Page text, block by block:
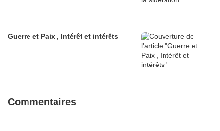
Guerre et Paix , Intérêt et intérêts
Commentaires